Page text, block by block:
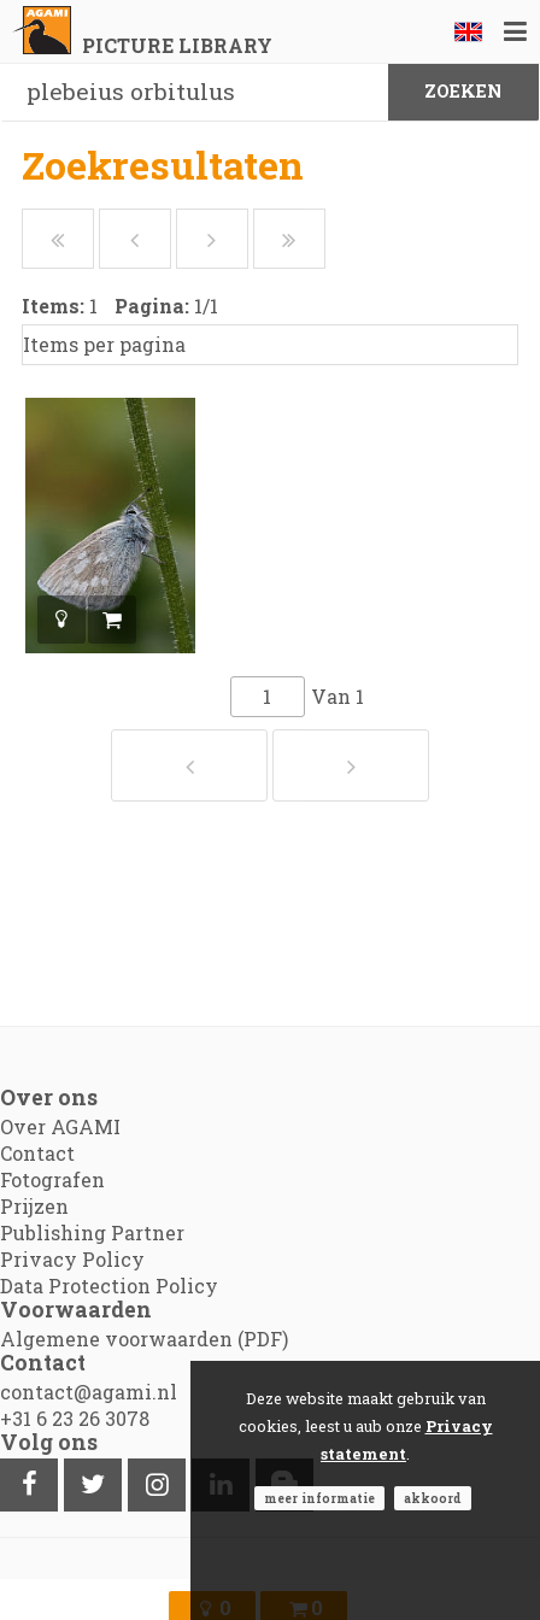
PICTURE LIBRARY
0 0
Zoekresultaten
Items: 1 Pagina: 1/1
Van 1
Over ons
Over AGAMI
Contact
Fotografen
Prijzen
Publishing Partner
Privacy Policy
Data Protection Policy
Voorwaarden
Algemene voorwaarden (PDF)
Contact
contact@agami.nl
+31 6 23 26 3078
Volg ons
Agami.nl|Powered by Picture Pack
Deze website maakt gebruik van
cookies, leest u aub onze Privacy
statement
meer informatie akkoord